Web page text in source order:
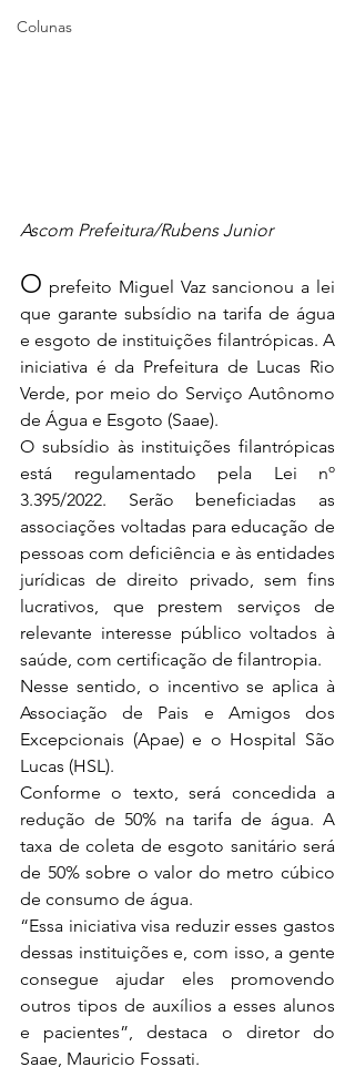
Colunas
Ascom Prefeitura/Rubens Junior
O prefeito Miguel Vaz sancionou a lei
que garante subsídio na tarifa de água
e esgoto de instituições filantrópicas. A
iniciativa é da Prefeitura de Lucas Rio
Verde, por meio do Serviço Autônomo
de Água e Esgoto (Saae).
O subsídio às instituições filantrópicas
está regulamentado pela Lei nº
3.395/2022. Serão beneficiadas as
associações voltadas para educação de
pessoas com deficiência e às entidades
jurídicas de direito privado, sem fins
lucrativos, que prestem serviços de
relevante interesse público voltados à
saúde, com certificação de filantropia.
Nesse sentido, o incentivo se aplica à
Associação de Pais e Amigos dos
Excepcionais (Apae) e o Hospital São
Lucas (HSL).
Conforme o texto, será concedida a
redução de 50% na tarifa de água. A
taxa de coleta de esgoto sanitário será
de 50% sobre o valor do metro cúbico
de consumo de água.
“Essa iniciativa visa reduzir esses gastos
dessas instituições e, com isso, a gente
consegue ajudar eles promovendo
outros tipos de auxílios a esses alunos
e pacientes”, destaca o diretor do
Saae, Mauricio Fossati.